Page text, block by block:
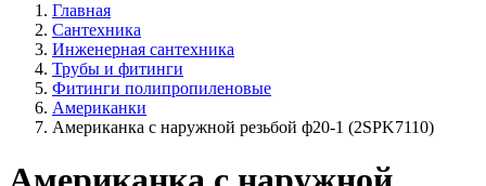
Главная
Сантехника
Инженерная сантехника
Трубы и фитинги
Фитинги полипропиленовые
Американки
Американка с наружной резьбой ф20-1 (2SPK7110)